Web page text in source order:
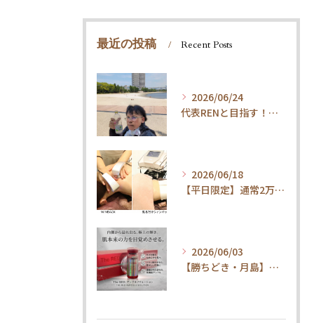
最近の投稿 Recent Posts
2026/06/24
代表RENと目指す！内臓ケア×ウォーキングで叶える「疲れ知らずの健康体」
2026/06/18
【平日限定】通常2万円→1.5万円！整体×内臓ケアで代謝UP・体質改善コース
2026/06/03
【勝ちどき・月島】腹筋してもお腹が凹まない方へ。脂肪冷却＆最新技術とは